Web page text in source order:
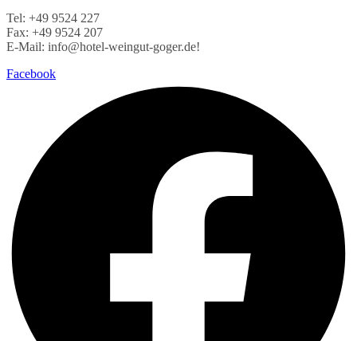
Tel: +49 9524 227
Fax: +49 9524 207
E-Mail: info@hotel-weingut-goger.de!
Facebook